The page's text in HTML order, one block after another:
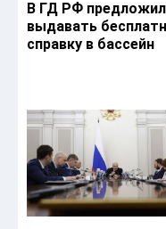
В ГД РФ
выдавать
справку в бассейн